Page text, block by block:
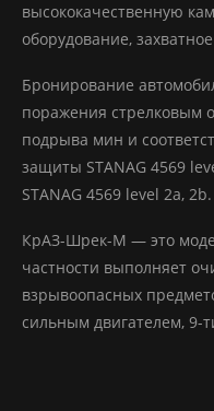
высококачественную
оборудование,
Бронирование
поражения стрелковым
подрыва мин и
защиты STANAG 4569
STANAG 4569 level 2a, 2b.
КрАЗ-Шрек-М — это
частности выполняет
взрывоопасных
сильным двигателем, 9-